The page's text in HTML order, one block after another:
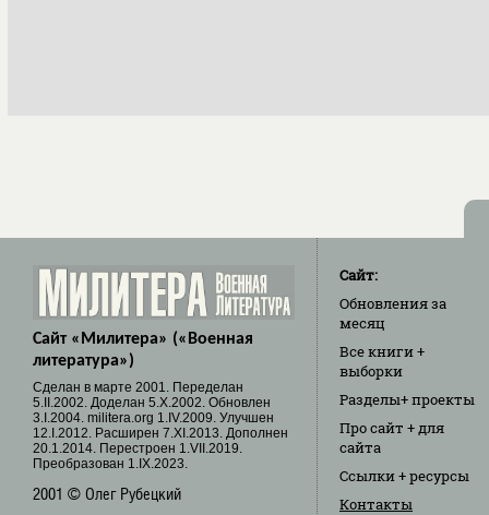
Сайт «Милитера» («Военная
литература»)
Cделан в марте 2001. Переделан
5.II.2002. Доделан 5.X.2002. Обновлен
3.I.2004. militera.org 1.IV.2009. Улучшен
12.I.2012. Расширен 7.XI.2013. Дополнен
20.1.2014. Перестроен 1.VII.2019.
Преобразован 1.IX.2023.
2001 © Олег Рубецкий
Сайт:
Обновленияза
месяц
Все книги+
выборки
Разделы+ проекты
Про сайт + для
сайта
Ссылки+ ресурсы
Контакты